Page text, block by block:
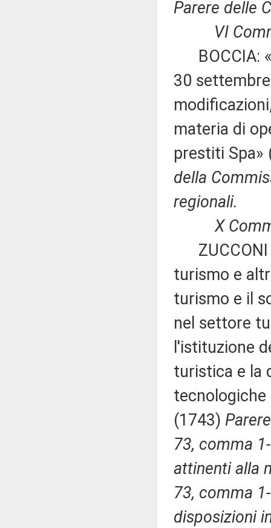
Parere delle
VI
BOCCIA:
30
materia di
prestiti
della
regionali.
X
ZUCCONI
turismo e
turismo e il
nel settore
l'istituzione
turistica e la
(1743)
73, comma 1-
attinenti alla
73, comma 1-
disposizioni